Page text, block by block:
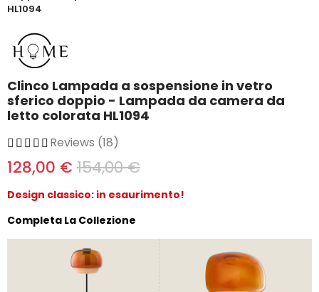
HL1094
Clinco Lampada a sospensione in vetro
sferico doppio - Lampada da camera da
letto colorata HL1094
Reviews (18)
128,00 € 154,00 €
Design classico: in esaurimento!
Completa La Collezione